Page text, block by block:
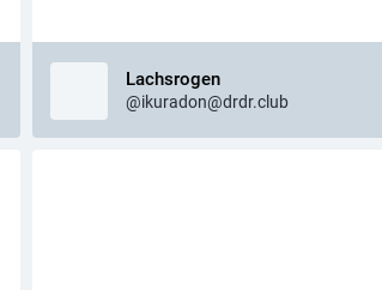
Lachsrogen
@ikuradon@drdr.club